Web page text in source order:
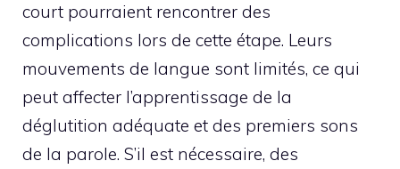
court pourraient rencontrer des
complications lors de cette étape. Leurs
mouvements de langue sont limités, ce qui
peut affecter l’apprentissage de la
déglutition adéquate et des premiers sons
de la parole. S’il est nécessaire, des